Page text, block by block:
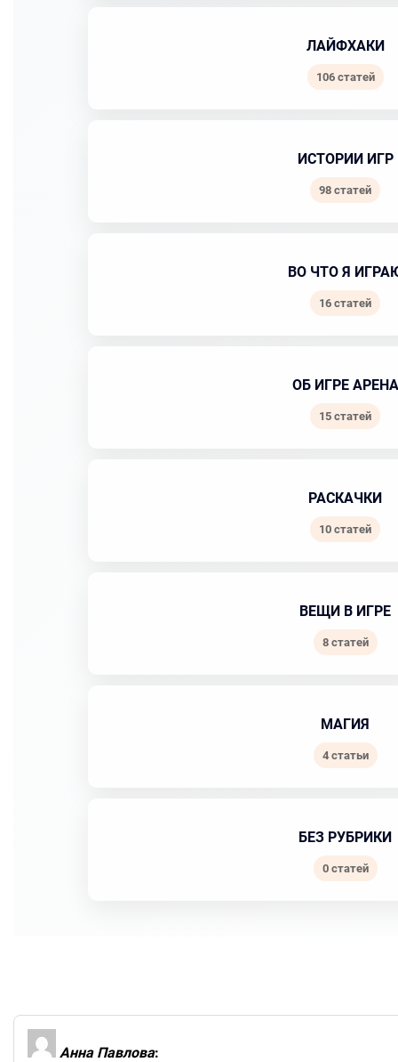
ЛАЙФХАКИ
106 статей
ИСТОРИИ ИГР
98 статей
ВО ЧТО Я
16 статей
ОБ ИГРЕ АРЕНА
15 статей
РАСКАЧКИ
10 статей
ВЕЩИ В ИГРЕ
8 статей
МАГИЯ
4 статьи
БЕЗ РУБРИКИ
0 статей
Анна Павлова: